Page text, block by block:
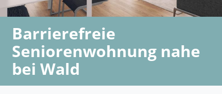
Barrierefreie
Seniorenwohnung nahe
bei Wald